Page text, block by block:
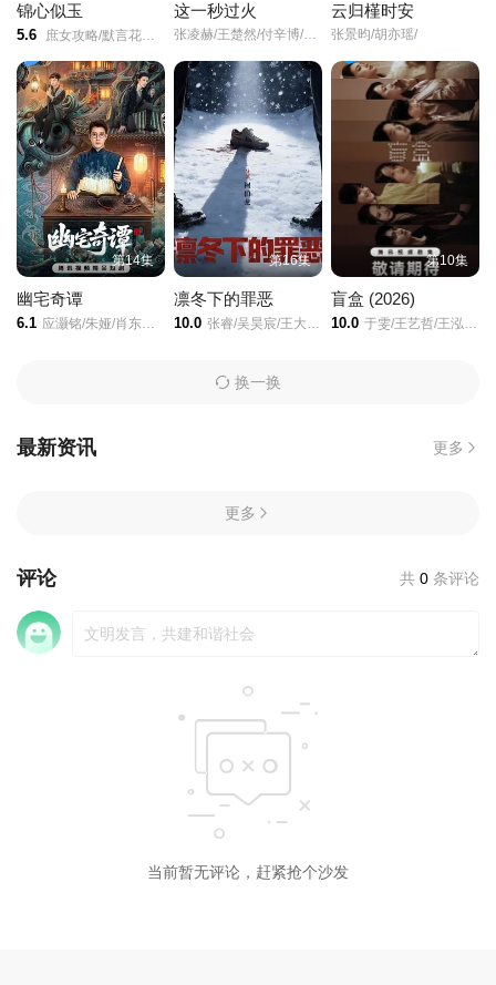
第22集 第23集 第24集
第25集 第26集 第27集
第28集 第29集 第30集
锦心似玉
5.6 庶女攻略/默言花事/罗十一娘/The Sword and the Brocade/
这一秒过火
张凌赫/王楚然/付辛博/徐振轩/
云归槿时安
张景昀/胡亦瑶/
第14集
幽宅奇谭
6.1 应灏铭/朱娅/肖东昊/宋未央/
第16集
凛冬下的罪恶
10.0 张睿/吴昊宸/王大奇/孙之鸿/
第10集
盲盒 (2026)
10.0 于雯/王艺哲/王泓鑫/卜冠今/
换一换
最新资讯 更多
更多
评论 共 0 条评论
当前暂无评论，赶紧抢个沙发